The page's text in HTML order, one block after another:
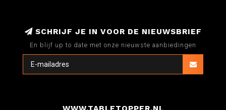
SCHRIJF JE IN VOOR DE NIEUWSBRIEF
En blijf up to date met onze nieuwste aanbiedingen